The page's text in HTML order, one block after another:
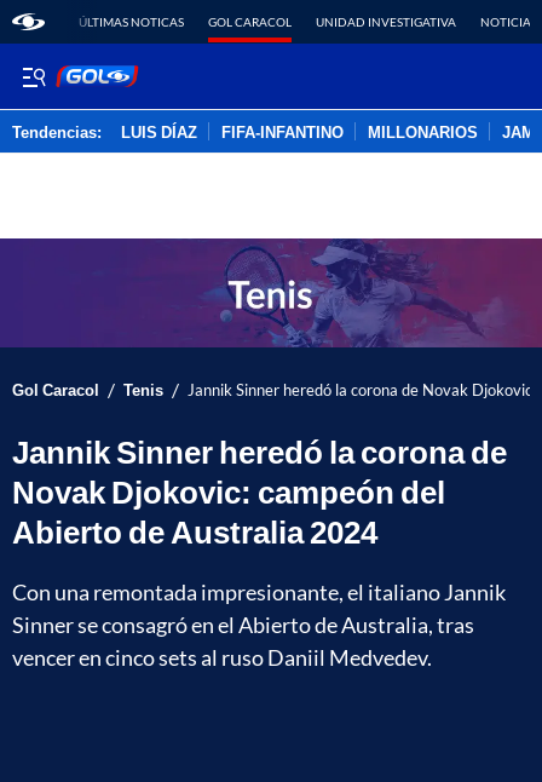
ÚLTIMAS NOTICAS GOL CARACOL UNIDAD INVESTIGATIVA NOTICIAS
Tendencias: LUIS DÍAZ FIFA-INFANTINO MILLONARIOS
Gol Caracol / Tenis / Jannik Sinner heredó la corona de Novak
Jannik Sinner heredó la corona de
Novak Djokovic: campeón del
Abierto de Australia 2024
Con una remontada impresionante, el italiano Jannik
Sinner se consagró en el Abierto de Australia, tras
vencer en cinco sets al ruso Daniil Medvedev.